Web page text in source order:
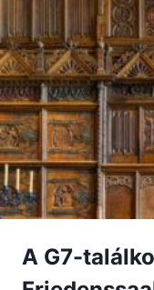
ÉS
HŰSÉG
A G7-